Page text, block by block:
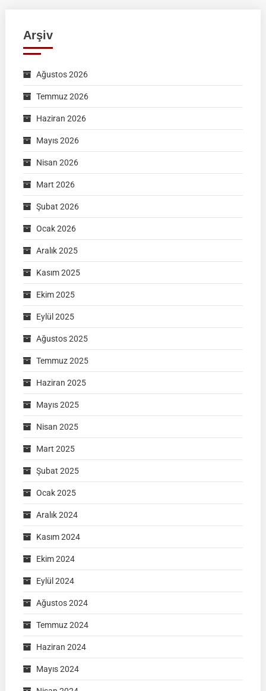
Arşiv
Ağustos 2026
Temmuz 2026
Haziran 2026
Mayıs 2026
Nisan 2026
Mart 2026
Şubat 2026
Ocak 2026
Aralık 2025
Kasım 2025
Ekim 2025
Eylül 2025
Ağustos 2025
Temmuz 2025
Haziran 2025
Mayıs 2025
Nisan 2025
Mart 2025
Şubat 2025
Ocak 2025
Aralık 2024
Kasım 2024
Ekim 2024
Eylül 2024
Ağustos 2024
Temmuz 2024
Haziran 2024
Mayıs 2024